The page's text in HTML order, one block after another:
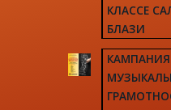
КЛАССЕ
БЛАЗИ